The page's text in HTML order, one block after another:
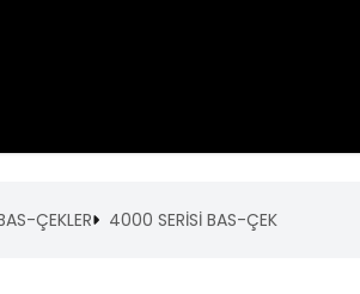
ÇEKLER 4000 SERİSİ BAS-ÇEK